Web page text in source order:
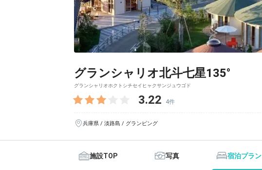
グランシャリオ北斗七星135°
グランシャリオホクトシチセイヒャクサンジュウゴド
3.22 4件
兵庫県 / 淡路島 / グランピング
施設TOP 写真 宿泊プラン